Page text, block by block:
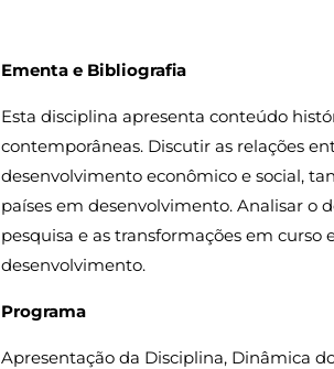
Ementa e Bibliografia
Esta disciplina apresenta conteúdo
contemporâneas. Discutir as relações
desenvolvimento econômico e social,
países em desenvolvimento. Analisar o
pesquisa e as transformações em curso
desenvolvimento.
Programa
Apresentação da Disciplina, Dinâmica